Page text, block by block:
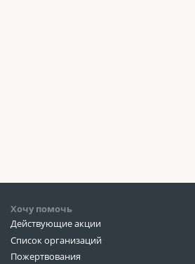
Хочу помочь
Действующие акции
Список организаций
Пожертвования